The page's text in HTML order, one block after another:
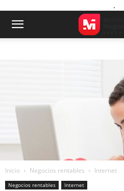
.
Inicio Negocios rentables Internet
Negocios rentables Internet